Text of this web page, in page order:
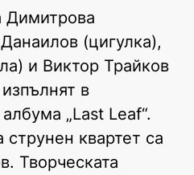
Димитрова
(цигулка),
и Виктор Трайков
в
„Last Leaf“.
квартет са
Творческата